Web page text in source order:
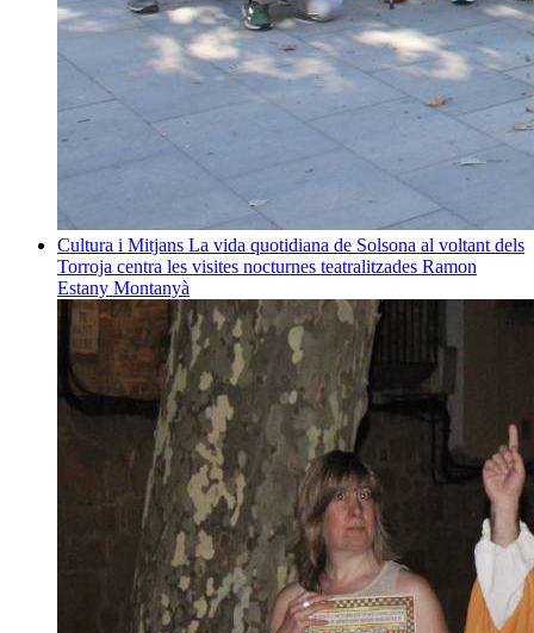
Cultura i Mitjans La vida quotidiana de Solsona al voltant dels
Torroja centra les visites nocturnes teatralitzades Ramon
Estany Montanyà